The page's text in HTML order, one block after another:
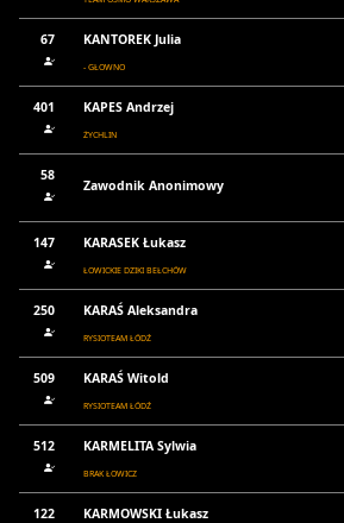
67 KANTOREK Julia
- GŁOWNO
401 KAPES Andrzej
ŻYCHLIN
58
Zawodnik Anonimowy
147 KARASEK Łukasz
ŁOWICKIE DZIKI BEŁCHÓW
250 KARAŚ Aleksandra
RYSIOTEAM ŁÓDŹ
509 KARAŚ Witold
RYSIOTEAM ŁÓDŹ
512 KARMELITA Sylwia
BRAK ŁOWICZ
122 KARMOWSKI Łukasz